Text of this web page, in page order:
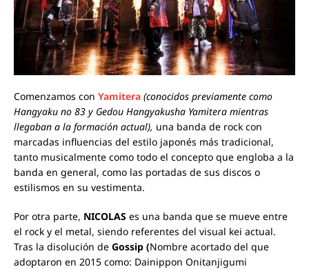
Comenzamos con Yamitera (conocidos previamente como
Hangyaku no 83 y Gedou Hangyakusha Yamitera mientras
llegaban a la formación actual), una banda de rock con
marcadas influencias del estilo japonés más tradicional,
tanto musicalmente como todo el concepto que engloba a la
banda en general, como las portadas de sus discos o
estilismos en su vestimenta.
Por otra parte, NICOLAS es una banda que se mueve entre
el rock y el metal, siendo referentes del visual kei actual.
Tras la disolución de Gossip (Nombre acortado del que
adoptaron en 2015 como: Dainippon Onitanjigumi